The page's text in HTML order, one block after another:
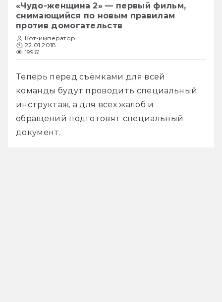
«Чудо-женщина 2» — первый фильм,
снимающийся по новым правилам
против домогательств
Кот-император
22.01.2018
19961
Теперь перед съёмками для всей
команды будут проводить специальный
инструктаж, а для всех жалоб и
обращений подготовят специальный
документ.